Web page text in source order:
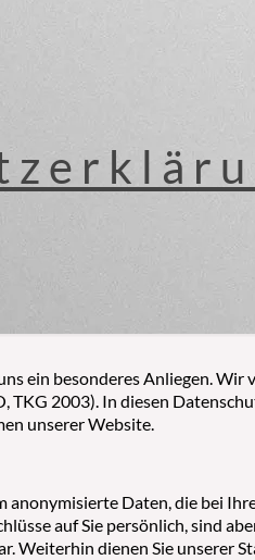
ein besonderes Anliegen.
TKG 2003). In diesen
unserer Website.
anonymisierte Daten, die bei
auf Sie persönlich, sind
Weiterhin dienen Sie unserer